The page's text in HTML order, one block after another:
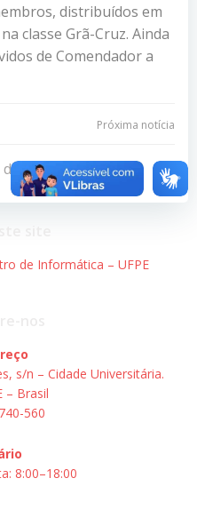
distribuídos em
classe Grã-Cruz. Ainda
de Comendador a
Navegação
Próxima notícia
de Informática – UFPE
s/n – Cidade Universitária.
– Brasil
560
8:00–18:00